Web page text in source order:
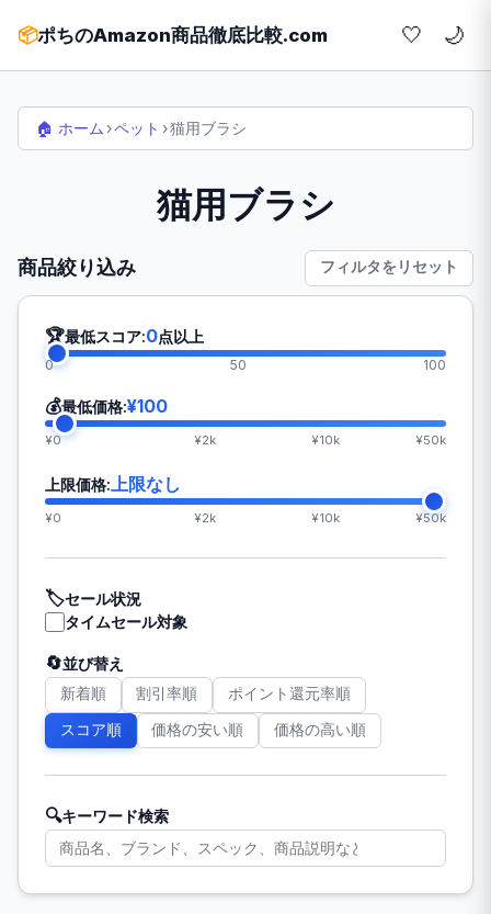
📦ポちのAmazon商品徹底比較.com 🤍
🏠 ホーム ›ペット ›猫用ブラシ
猫用ブラシ
商品絞り込み フィルタをリセット
🏆最低スコア:0点以上
0 50 100
💰最低価格:¥100
¥0 ¥2k ¥10k ¥50k
上限価格: 上限なし
¥0 ¥2k ¥10k ¥50k
🏷️セール状況
タイムセール対象
🔄並び替え
新着順 割引率順 ポイント還元率順
スコア順 価格の安い順 価格の高い順
🔍キーワード検索